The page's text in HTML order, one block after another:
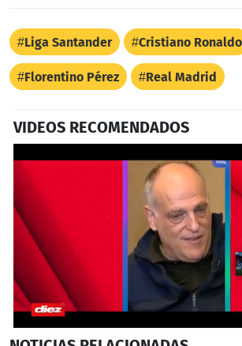
Liga Santander Cristiano Ronaldo
Florentino Pérez Real Madrid
VIDEOS RECOMENDADOS